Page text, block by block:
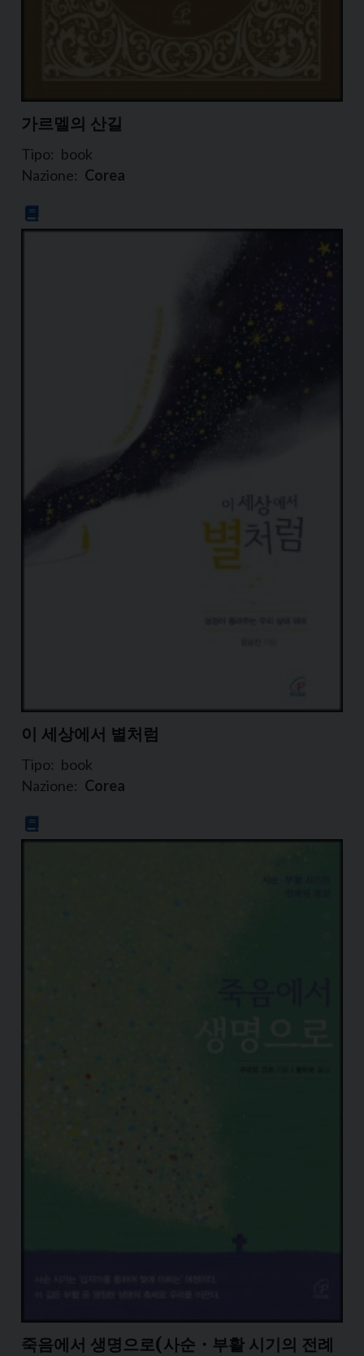
가르멜의 산길
Tipo: book
Nazione: Corea
이 세상에서 별처럼
Tipo: book
Nazione: Corea
죽음에서 생명으로(사순・부활 시기의 전례